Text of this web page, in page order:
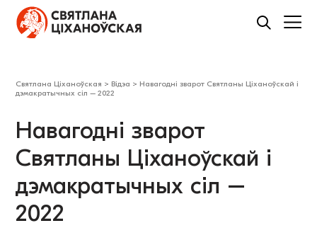
Святлана Ціханоўская > Відэа > Навагодні зварот Святланы Ціханоўскай і
дэмакратычных сіл – 2022
Навагодні зварот
Святланы Ціханоўскай і
дэмакратычных сіл –
2022